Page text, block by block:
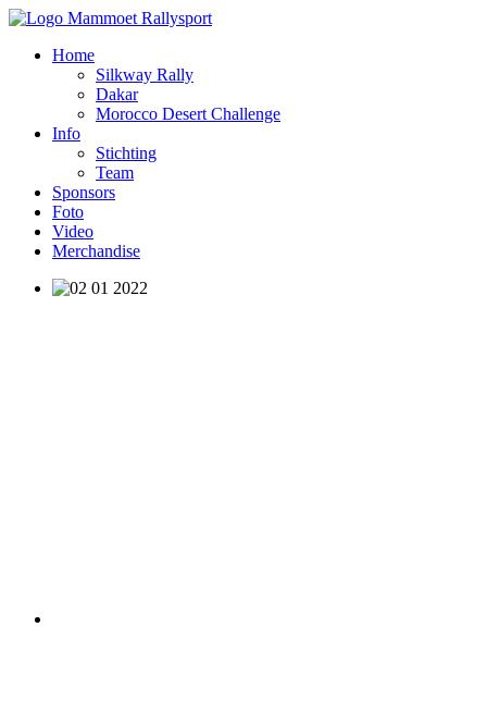
Home
Silkway Rally
Dakar
Morocco Desert Challenge
Info
Stichting
Team
Sponsors
Foto
Video
Merchandise